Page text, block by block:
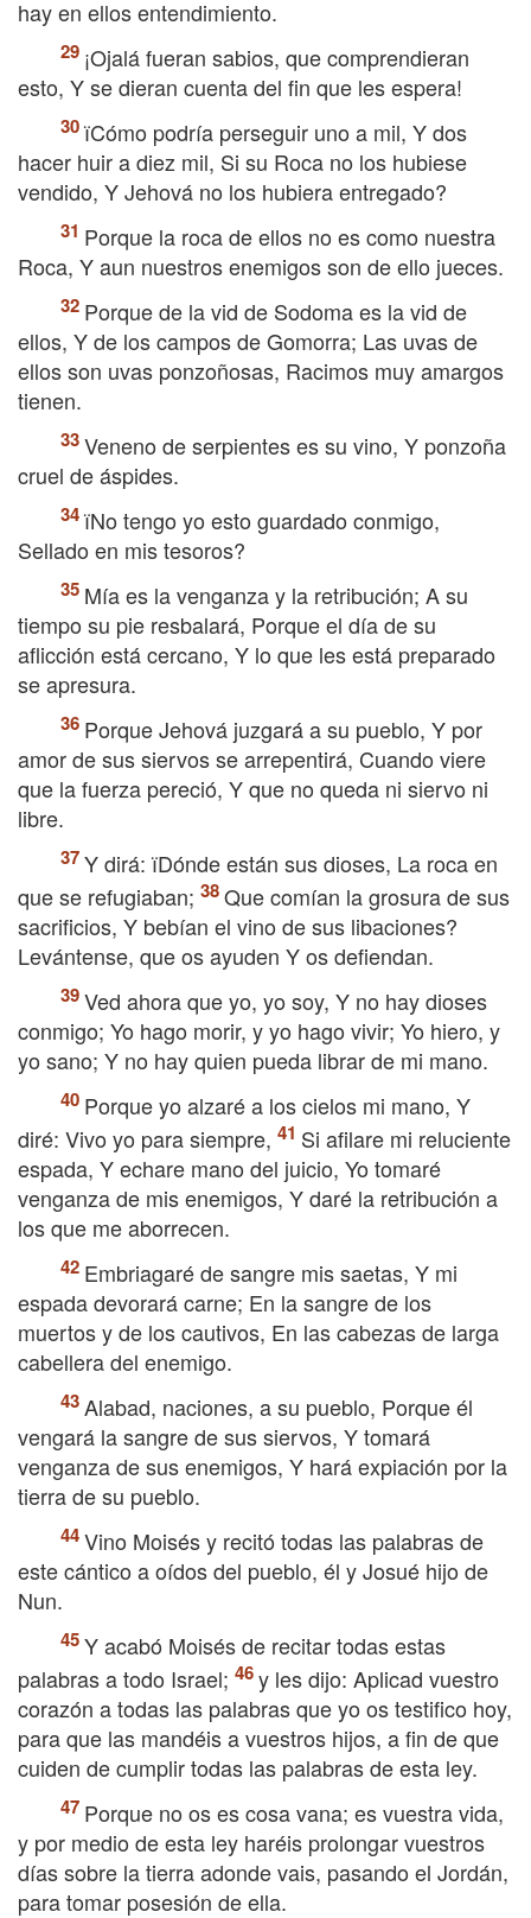
hay en ellos entendimiento.
¡Ojalá fueran sabios, que comprendieran
esto, Y se dieran cuenta del fin que les espera!
їCómo podría perseguir uno a mil, Y dos
hacer huir a diez mil, Si su Roca no los hubiese
vendido, Y Jehová no los hubiera entregado?
Porque la roca de ellos no es como nuestra
Roca, Y aun nuestros enemigos son de ello jueces.
Porque de la vid de Sodoma es la vid de
ellos, Y de los campos de Gomorra; Las uvas de
ellos son uvas ponzoñosas, Racimos muy amargos
tienen.
Veneno de serpientes es su vino, Y ponzoña
cruel de áspides.
їNo tengo yo esto guardado conmigo,
Sellado en mis tesoros?
Mía es la venganza y la retribución; A su
tiempo su pie resbalará, Porque el día de su
aflicción está cercano, Y lo que les está preparado
se apresura.
Porque Jehová juzgará a su pueblo, Y por
amor de sus siervos se arrepentirá, Cuando viere
que la fuerza pereció, Y que no queda ni siervo ni
libre.
Y dirá: їDónde están sus dioses, La roca en
que se refugiaban;
Que comían la grosura de sus
sacrificios, Y bebían el vino de sus libaciones?
Levántense, que os ayuden Y os defiendan.
Ved ahora que yo, yo soy, Y no hay dioses
conmigo; Yo hago morir, y yo hago vivir; Yo hiero, y
yo sano; Y no hay quien pueda librar de mi mano.
Porque yo alzaré a los cielos mi mano, Y
diré: Vivo yo para siempre,
Si afilare mi reluciente
espada, Y echare mano del juicio, Yo tomaré
venganza de mis enemigos, Y daré la retribución a
los que me aborrecen.
Embriagaré de sangre mis saetas, Y mi
espada devorará carne; En la sangre de los
muertos y de los cautivos, En las cabezas de larga
cabellera del enemigo.
Alabad, naciones, a su pueblo, Porque él
vengará la sangre de sus siervos, Y tomará
venganza de sus enemigos, Y hará expiación por la
tierra de su pueblo.
Vino Moisés y recitó todas las palabras de
este cántico a oídos del pueblo, él y Josué hijo de
Nun.
Y acabó Moisés de recitar todas estas
palabras a todo Israel;
y les dijo: Aplicad vuestro
corazón a todas las palabras que yo os testifico hoy,
para que las mandéis a vuestros hijos, a fin de que
cuiden de cumplir todas las palabras de esta ley.
Porque no os es cosa vana; es vuestra vida,
y por medio de esta ley haréis prolongar vuestros
días sobre la tierra adonde vais, pasando el Jordán,
para tomar posesión de ella.